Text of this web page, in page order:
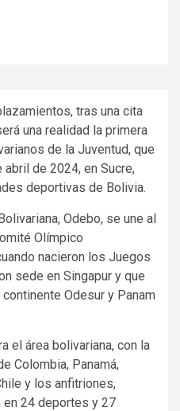
tras una cita
una realidad la primera
de la Juventud, que
de 2024, en Sucre,
deportivas de Bolivia.
Odebo, se une al
Olímpico
nacieron los Juegos
sede en Singapur y que
Odesur y Panam
el área bolivariana, con la
Colombia, Panamá,
y los anfitriones,
en 24 deportes y 27